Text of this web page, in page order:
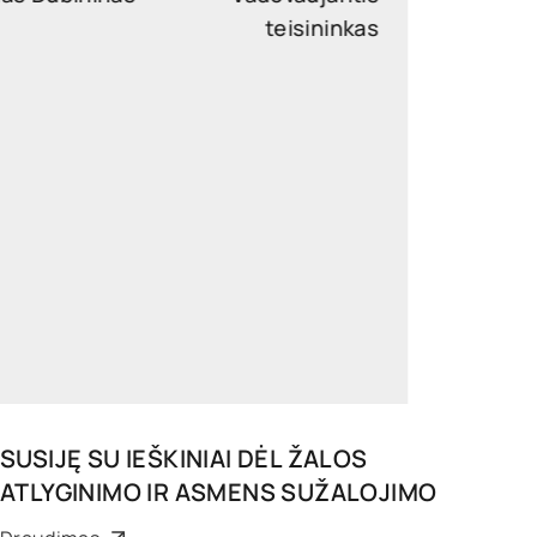
teisininkas
SUSIJĘ SU IEŠKINIAI DĖL ŽALOS
ATLYGINIMO IR ASMENS SUŽALOJIMO